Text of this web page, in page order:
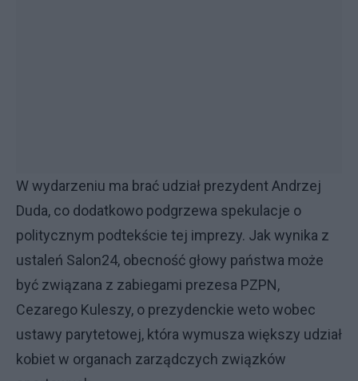
W wydarzeniu ma brać udział prezydent Andrzej
Duda, co dodatkowo podgrzewa spekulacje o
politycznym podtekście tej imprezy. Jak wynika z
ustaleń Salon24, obecność głowy państwa może
być związana z zabiegami prezesa PZPN,
Cezarego Kuleszy, o prezydenckie weto wobec
ustawy parytetowej, która wymusza większy udział
kobiet w organach zarządczych związków